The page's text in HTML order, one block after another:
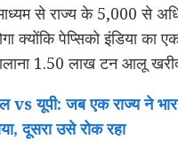
से राज्य के 5,000 से
क्योंकि पेप्सिको इंडिया का
1.50 लाख टन आलू
vs यूपी: जब एक राज्य ने
दूसरा उसे रोक रहा